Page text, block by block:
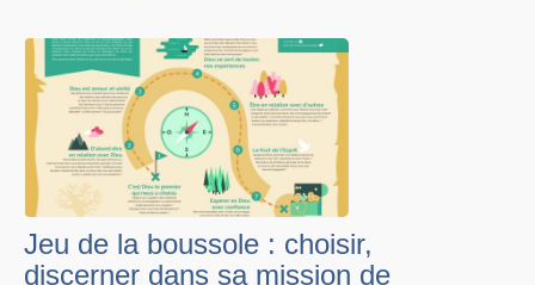
Jeu de la boussole : choisir,
discerner dans sa mission de